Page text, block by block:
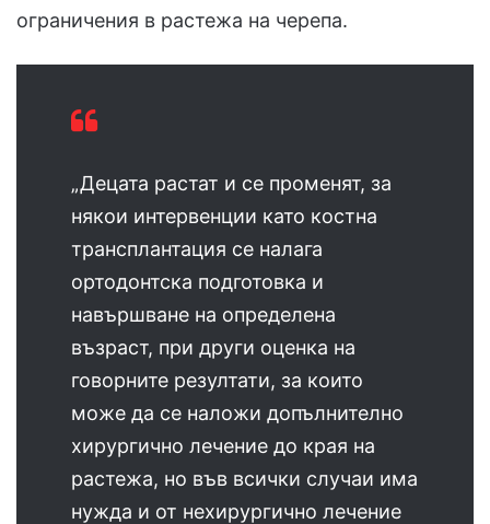
ограничения в растежа на черепа.
„Децата растат и се променят, за
някои интервенции като костна
трансплантация се налага
ортодонтска подготовка и
навършване на определена
възраст, при други оценка на
говорните резултати, за които
може да се наложи допълнително
хирургично лечение до края на
растежа, но във всички случаи има
нужда и от нехирургично лечение